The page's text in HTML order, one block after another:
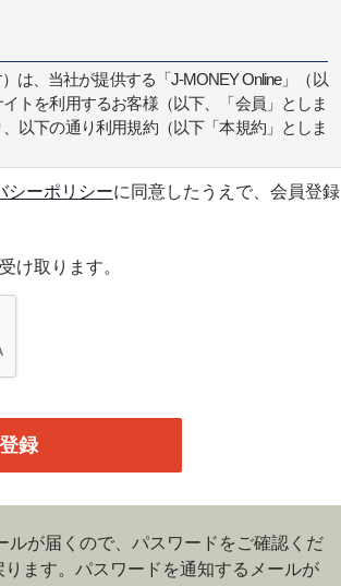
は、当社が提供する「J-MONEY Online」（以
トを利用するお客様（以下、「会員」としま
以下の通り利用規約（以下「本規約」としま
役職員、事業会社の経営者・財務担当者、そ
究機関などの役職員、もしくは専門家のいず
申し込みを行うには、当社が入会を承諾した
合には、当社は会員登録を拒否もしくは抹消
）
会員の自己責任において行うものとします。
者への漏洩、利用許諾、貸与、譲渡、名義変
シーポリシーに同意したうえで、会員登録
け取ります。
が届くので、パスワードをご確認くだ
ます。 パスワードを通知するメールが